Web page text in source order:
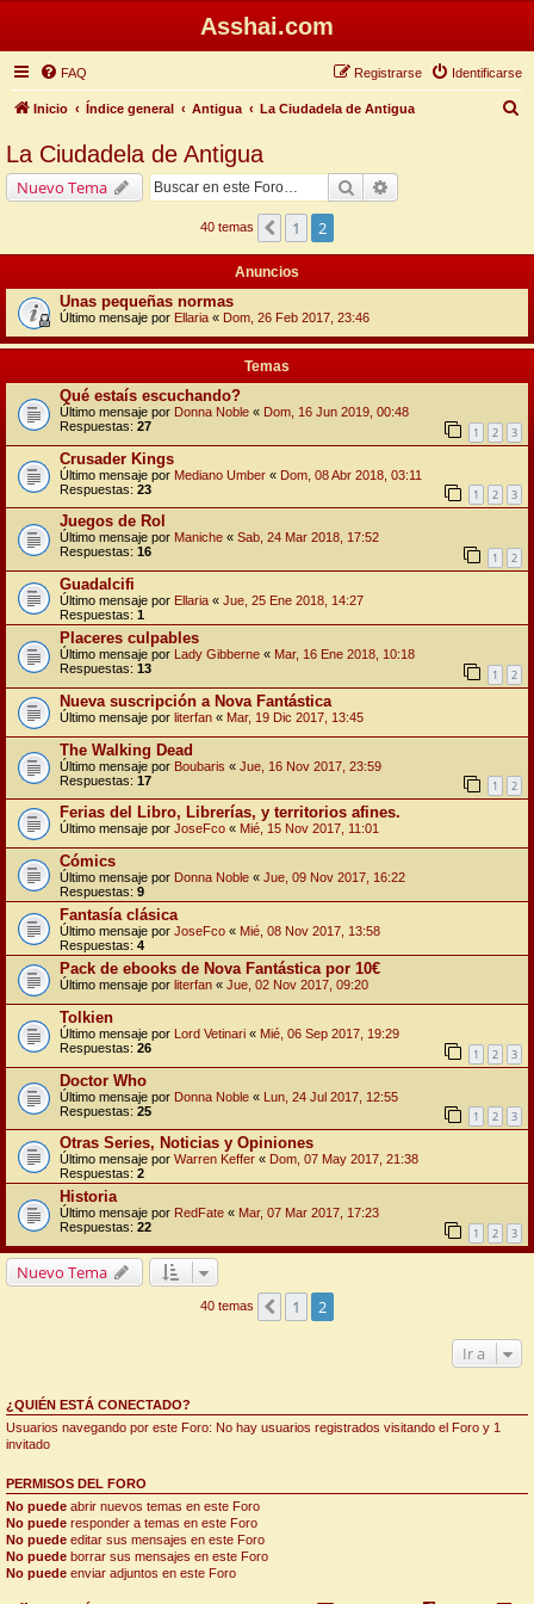
Asshai.com
FAQ Identificarse
Registrarse
Inicio Índice general Antigua La Ciudadela de Antigua
La Ciudadela de Antigua
Nuevo Tema Buscar
40 temas Anterior
1 2
Anuncios
Unas pequeñas normas
Último mensaje por Ellaria « Dom, 26 Feb 2017, 23:46
Temas
Qué estaís escuchando?
Último mensaje por Donna Noble « Dom, 16 Jun 2019, 00:48
Respuestas: 27 1 2 3
Crusader Kings
Último mensaje por Mediano Umber « Dom, 08 Abr 2018, 03:11
Respuestas: 23 1 2 3
Juegos de Rol
Último mensaje por Maniche « Sab, 24 Mar 2018, 17:52
Respuestas: 16 1 2
Guadalcifi
Último mensaje por Ellaria « Jue, 25 Ene 2018, 14:27
Respuestas: 1
Placeres culpables
Último mensaje por Lady Gibberne « Mar, 16 Ene 2018, 10:18
Respuestas: 13 1 2
Nueva suscripción a Nova Fantástica
Último mensaje por literfan « Mar, 19 Dic 2017, 13:45
The Walking Dead
Último mensaje por Boubaris « Jue, 16 Nov 2017, 23:59
Respuestas: 17 1 2
Ferias del Libro, Librerías, y territorios afines.
Último mensaje por JoseFco « Mié, 15 Nov 2017, 11:01
Cómics
Último mensaje por Donna Noble « Jue, 09 Nov 2017, 16:22
Respuestas: 9
Fantasía clásica
Último mensaje por JoseFco « Mié, 08 Nov 2017, 13:58
Respuestas: 4
Pack de ebooks de Nova Fantástica por 10€
Último mensaje por literfan « Jue, 02 Nov 2017, 09:20
Tolkien
Último mensaje por Lord Vetinari « Mié, 06 Sep 2017, 19:29
Respuestas: 26 1 2 3
Doctor Who
Último mensaje por Donna Noble « Lun, 24 Jul 2017, 12:55
Respuestas: 25 1 2 3
Otras Series, Noticias y Opiniones
Último mensaje por Warren Keffer « Dom, 07 May 2017, 21:38
Respuestas: 2
Historia
Último mensaje por RedFate « Mar, 07 Mar 2017, 17:23
Respuestas: 22 1 2 3
Nuevo Tema
40 temas Anterior
1 2
Ir a
¿QUIÉN ESTÁ CONECTADO?
Usuarios navegando por este Foro: No hay usuarios registrados visitando el Foro y 1
invitado
PERMISOS DEL FORO
No puede abrir nuevos temas en este Foro
No puede responder a temas en este Foro
No puede editar sus mensajes en este Foro
No puede borrar sus mensajes en este Foro
No puede enviar adjuntos en este Foro